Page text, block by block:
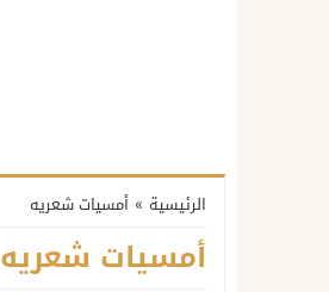
الرئيسية » أمسيات شعريه
أمسيات شعريه